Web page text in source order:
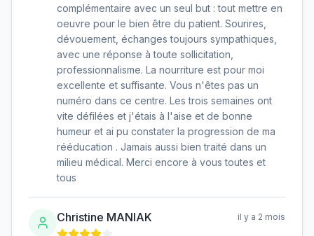
complémentaire avec un seul but : tout mettre en
oeuvre pour le bien être du patient. Sourires,
dévouement, échanges toujours sympathiques,
avec une réponse à toute sollicitation,
professionnalisme. La nourriture est pour moi
excellente et suffisante. Vous n'êtes pas un
numéro dans ce centre. Les trois semaines ont
vite défilées et j'étais à l'aise et de bonne
humeur et ai pu constater la progression de ma
rééducation . Jamais aussi bien traité dans un
milieu médical. Merci encore à vous toutes et
tous
Christine MANIAK il y a 2 mois